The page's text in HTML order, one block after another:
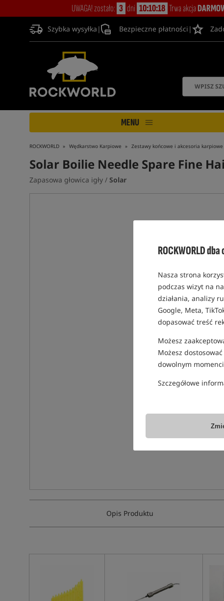
ROCKWORLD
Nasza strona
podczas wizyt na
działania, analizy
Google, Meta,
dopasować treść
Możesz
Możesz
dowolnym
Szczegółowe
UWAGA! zostało: 3 dni 10:10:18 Trwa akcja
Szybka wysyłka | Bezpieczne płatności |
MENU
ROCKWORLD Wędkarstwo Karpiowe Zestawy końcowe i akcesoria karpiowe
Solar Boilie Needle Spare Fine
Zapasowa głowica igły / Solar
Opis Produktu